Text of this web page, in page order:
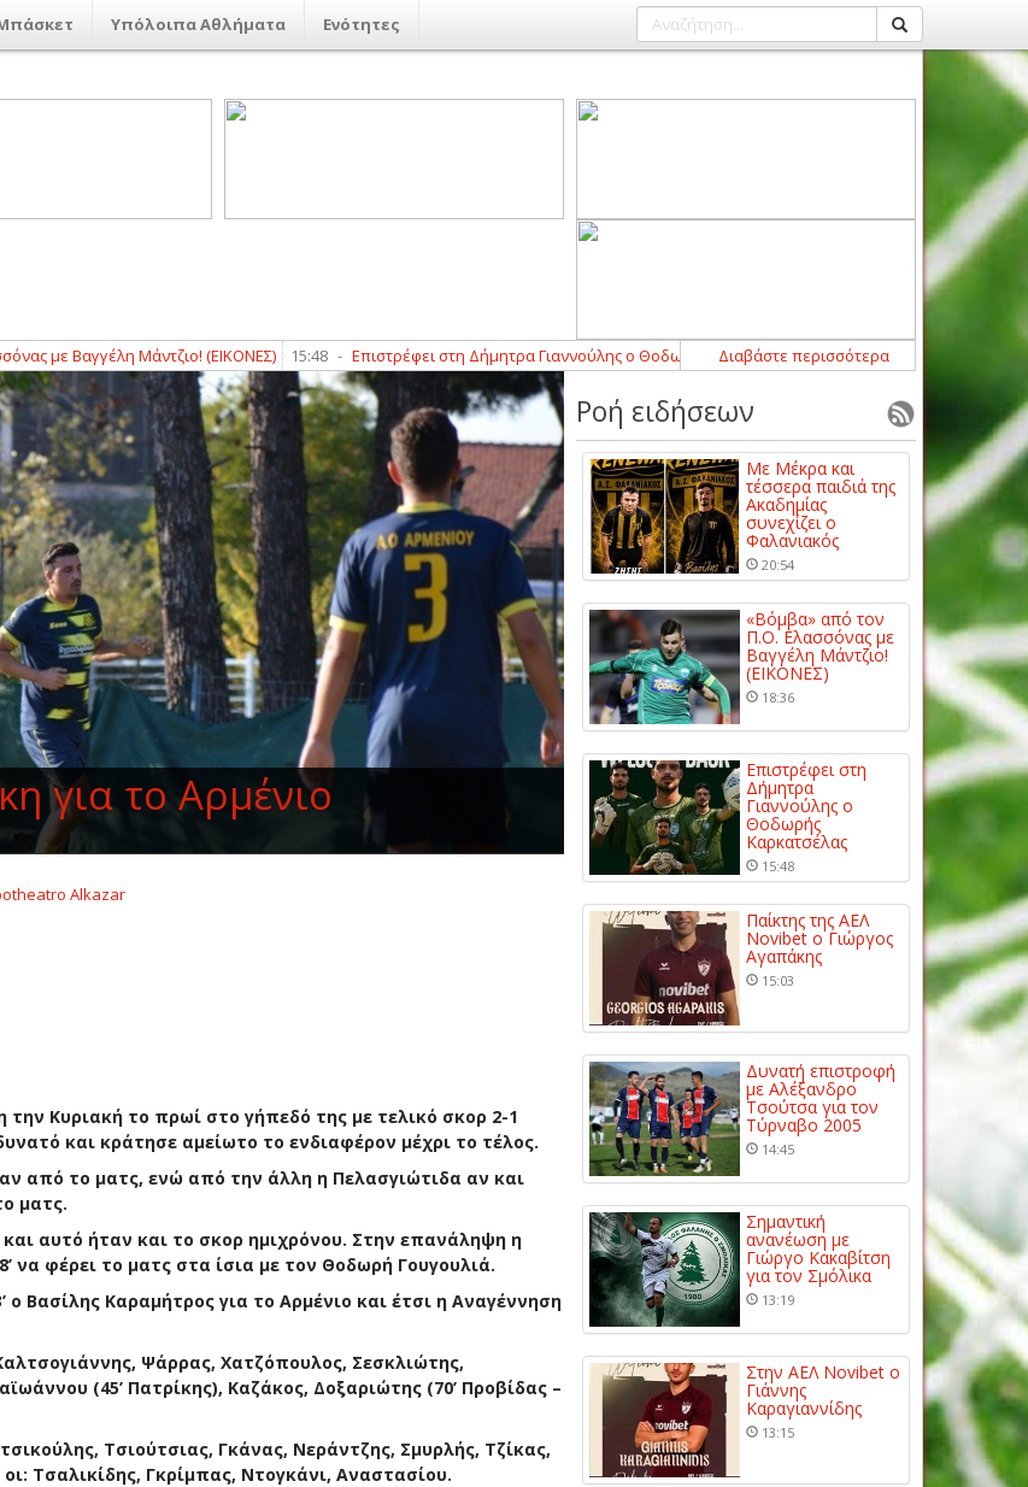
Υπόλοιπα Αθλήματα Ενότητες
Μάντζιο! (ΕΙΚΟΝΕΣ) 15:48 - Επιστρέφει στη Δήμητρα Γιαννούλης ο Θοδωρής Καρκατσέλας 15:03 - Παίκτης της ΑΕΛ Novibet ο
Διαβάστε περισσότερα
για το Αρμένιο
Κυριακή το πρωί στο γήπεδό της με τελικό σκορ 2-1
και κράτησε αμείωτο το ενδιαφέρον μέχρι το τέλος.
από το ματς, ενώ από την άλλη η Πελασγιώτιδα αν και
ματς.
και αυτό ήταν και το σκορ ημιχρόνου. Στην επανάληψη η
να φέρει το ματς στα ίσια με τον Θοδωρή Γουγουλιά.
Βασίλης Καραμήτρος για το Αρμένιο και έτσι η Αναγέννηση
Ψάρρας, Χατζόπουλος, Σεσκλιώτης,
(45’ Πατρίκης), Καζάκος, Δοξαριώτης (70’ Προβίδας –
Τσιούτσιας, Γκάνας, Νεράντζης, Σμυρλής, Τζίκας,
Τσαλικίδης, Γκρίμπας, Ντογκάνι, Αναστασίου.
Ροή ειδήσεων
Με Μέκρα και
τέσσερα παιδιά της
Ακαδημίας
συνεχίζει ο
Φαλανιακός
20:54
«Βόμβα» από τον
Π.Ο. Ελασσόνας με
Βαγγέλη Μάντζιο!
(ΕΙΚΟΝΕΣ)
18:36
Επιστρέφει στη
Δήμητρα
Γιαννούλης ο
Θοδωρής
Καρκατσέλας
15:48
Παίκτης της ΑΕΛ
Novibet ο Γιώργος
Αγαπάκης
15:03
Δυνατή επιστροφή
με Αλέξανδρο
Τσούτσα για τον
Τύρναβο 2005
14:45
Σημαντική
ανανέωση με
Γιώργο Κακαβίτση
για τον Σμόλικα
13:19
Στην ΑΕΛ Novibet ο
Γιάννης
Καραγιαννίδης
13:15